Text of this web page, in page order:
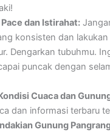
dan Istirahat:
konsisten dan
Dengarkan tubuhmu.
puncak dengan
Cuaca dan
dan informasi terbaru
Gunung